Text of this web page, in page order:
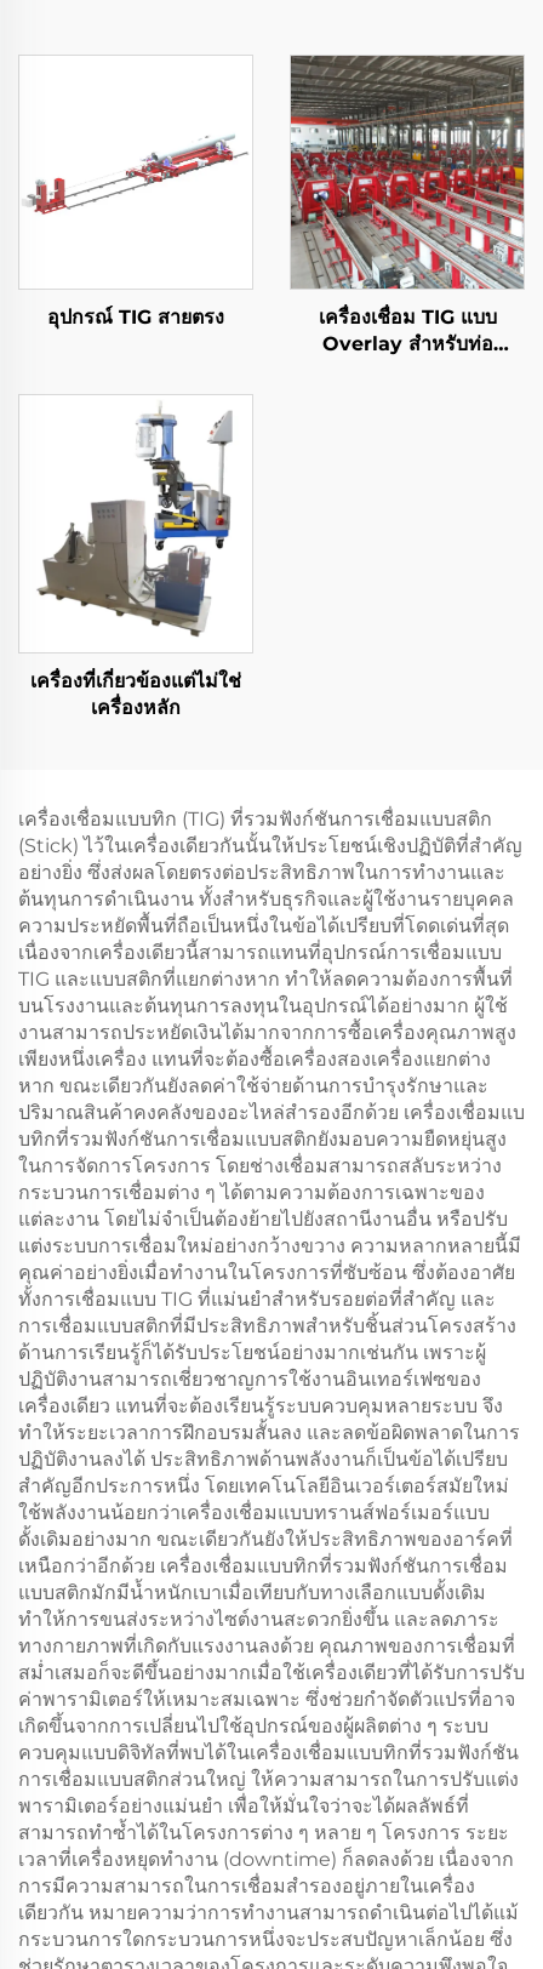
อุปกรณ์ TIG สายตรง
เครื่องเชื่อม TIG แบบ
Overlay สำหรับท่อ
เครื่องที่เกี่ยวข้องแต่ไม่ใช่
เครื่องหลัก
เครื่องเชื่อมแบบทิก (TIG) ที่รวมฟังก์ชันการเชื่อมแบบสติก
(Stick) ไว้ในเครื่องเดียวกันนั้นให้ประโยชน์เชิงปฏิบัติที่สำคัญ
อย่างยิ่ง ซึ่งส่งผลโดยตรงต่อประสิทธิภาพในการทำงานและ
ต้นทุนการดำเนินงาน ทั้งสำหรับธุรกิจและผู้ใช้งานรายบุคคล
ความประหยัดพื้นที่ถือเป็นหนึ่งในข้อได้เปรียบที่โดดเด่นที่สุด
เนื่องจากเครื่องเดียวนี้สามารถแทนที่อุปกรณ์การเชื่อมแบบ
TIG และแบบสติกที่แยกต่างหาก ทำให้ลดความต้องการพื้นที่
บนโรงงานและต้นทุนการลงทุนในอุปกรณ์ได้อย่างมาก ผู้ใช้
งานสามารถประหยัดเงินได้มากจากการซื้อเครื่องคุณภาพสูง
เพียงหนึ่งเครื่อง แทนที่จะต้องซื้อเครื่องสองเครื่องแยกต่าง
หาก ขณะเดียวกันยังลดค่าใช้จ่ายด้านการบำรุงรักษาและ
ปริมาณสินค้าคงคลังของอะไหล่สำรองอีกด้วย เครื่องเชื่อมแบ
บทิกที่รวมฟังก์ชันการเชื่อมแบบสติกยังมอบความยืดหยุ่นสูง
ในการจัดการโครงการ โดยช่างเชื่อมสามารถสลับระหว่าง
กระบวนการเชื่อมต่าง ๆ ได้ตามความต้องการเฉพาะของ
แต่ละงาน โดยไม่จำเป็นต้องย้ายไปยังสถานีงานอื่น หรือปรับ
แต่งระบบการเชื่อมใหม่อย่างกว้างขวาง ความหลากหลายนี้มี
คุณค่าอย่างยิ่งเมื่อทำงานในโครงการที่ซับซ้อน ซึ่งต้องอาศัย
ทั้งการเชื่อมแบบ TIG ที่แม่นยำสำหรับรอยต่อที่สำคัญ และ
การเชื่อมแบบสติกที่มีประสิทธิภาพสำหรับชิ้นส่วนโครงสร้าง
ด้านการเรียนรู้ก็ได้รับประโยชน์อย่างมากเช่นกัน เพราะผู้
ปฏิบัติงานสามารถเชี่ยวชาญการใช้งานอินเทอร์เฟซของ
เครื่องเดียว แทนที่จะต้องเรียนรู้ระบบควบคุมหลายระบบ จึง
ทำให้ระยะเวลาการฝึกอบรมสั้นลง และลดข้อผิดพลาดในการ
ปฏิบัติงานลงได้ ประสิทธิภาพด้านพลังงานก็เป็นข้อได้เปรียบ
สำคัญอีกประการหนึ่ง โดยเทคโนโลยีอินเวอร์เตอร์สมัยใหม่
ใช้พลังงานน้อยกว่าเครื่องเชื่อมแบบทรานส์ฟอร์เมอร์แบบ
ดั้งเดิมอย่างมาก ขณะเดียวกันยังให้ประสิทธิภาพของอาร์คที่
เหนือกว่าอีกด้วย เครื่องเชื่อมแบบทิกที่รวมฟังก์ชันการเชื่อม
แบบสติกมักมีน้ำหนักเบาเมื่อเทียบกับทางเลือกแบบดั้งเดิม
ทำให้การขนส่งระหว่างไซต์งานสะดวกยิ่งขึ้น และลดภาระ
ทางกายภาพที่เกิดกับแรงงานลงด้วย คุณภาพของการเชื่อมที่
สม่ำเสมอก็จะดีขึ้นอย่างมากเมื่อใช้เครื่องเดียวที่ได้รับการปรับ
ค่าพารามิเตอร์ให้เหมาะสมเฉพาะ ซึ่งช่วยกำจัดตัวแปรที่อาจ
เกิดขึ้นจากการเปลี่ยนไปใช้อุปกรณ์ของผู้ผลิตต่าง ๆ ระบบ
ควบคุมแบบดิจิทัลที่พบได้ในเครื่องเชื่อมแบบทิกที่รวมฟังก์ชัน
การเชื่อมแบบสติกส่วนใหญ่ ให้ความสามารถในการปรับแต่ง
พารามิเตอร์อย่างแม่นยำ เพื่อให้มั่นใจว่าจะได้ผลลัพธ์ที่
สามารถทำซ้ำได้ในโครงการต่าง ๆ หลาย ๆ โครงการ ระยะ
เวลาที่เครื่องหยุดทำงาน (downtime) ก็ลดลงด้วย เนื่องจาก
การมีความสามารถในการเชื่อมสำรองอยู่ภายในเครื่อง
เดียวกัน หมายความว่าการทำงานสามารถดำเนินต่อไปได้แม้
กระบวนการใดกระบวนการหนึ่งจะประสบปัญหาเล็กน้อย ซึ่ง